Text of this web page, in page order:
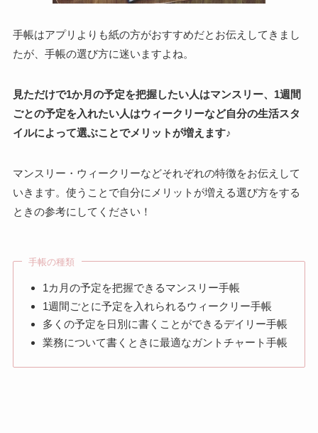
手帳はアプリよりも紙の方がおすすめだとお伝えしてきまし
たが、手帳の選び方に迷いますよね。
見ただけで1か月の予定を把握したい人はマンスリー、1週間
ごとの予定を入れたい人はウィークリーなど自分の生活スタ
イルによって選ぶことでメリットが増えます♪
マンスリー・ウィークリーなどそれぞれの特徴をお伝えして
いきます。使うことで自分にメリットが増える選び方をする
ときの参考にしてください！
手帳の種類
1カ月の予定を把握できるマンスリー手帳
1週間ごとに予定を入れられるウィークリー手帳
多くの予定を日別に書くことができるデイリー手帳
業務について書くときに最適なガントチャート手帳